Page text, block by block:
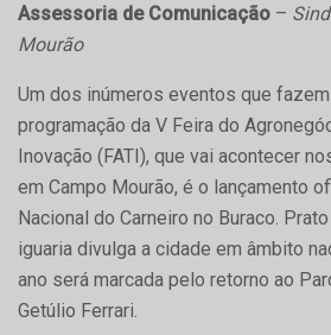
Assessoria de Comunicação –
Mourão
Um dos inúmeros eventos que
programação da V Feira do
Inovação (FATI), que vai acontecer
em Campo Mourão, é o lançamento
Nacional do Carneiro no Buraco.
iguaria divulga a cidade em âmbito
ano será marcada pelo retorno ao
Getúlio Ferrari.